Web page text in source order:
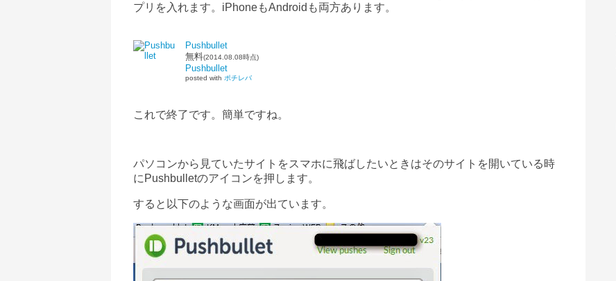
プリを入れます。 iPhoneもAndroid も両方あります。
Pushbullet
無料(2014.08.08時点)
Pushbullet
posted with ポチレバ
これで終了です。簡単ですね。
パソコンから見ていたサイトをスマホに飛ばしたいときはそのサイトを開いている時
にPushbulletのアイコンを押します。
すると以下のような画面が出ています。